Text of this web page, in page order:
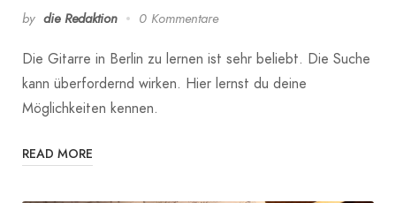
by die Redaktion 0 Kommentare
Die Gitarre in Berlin zu lernen ist sehr beliebt. Die Suche
kann überfordernd wirken. Hier lernst du deine
Möglichkeiten kennen.
READ MORE